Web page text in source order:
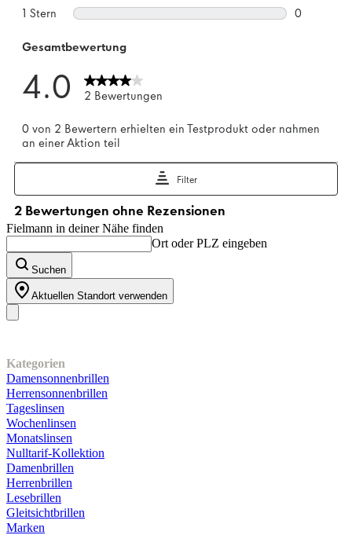
Fielmann in deiner Nähe finden
Ort oder PLZ eingeben
Suchen
Aktuellen Standort verwenden
Kategorien
Damensonnenbrillen
Herrensonnenbrillen
Tageslinsen
Wochenlinsen
Monatslinsen
Nulltarif-Kollektion
Damenbrillen
Herrenbrillen
Lesebrillen
Gleitsichtbrillen
Marken